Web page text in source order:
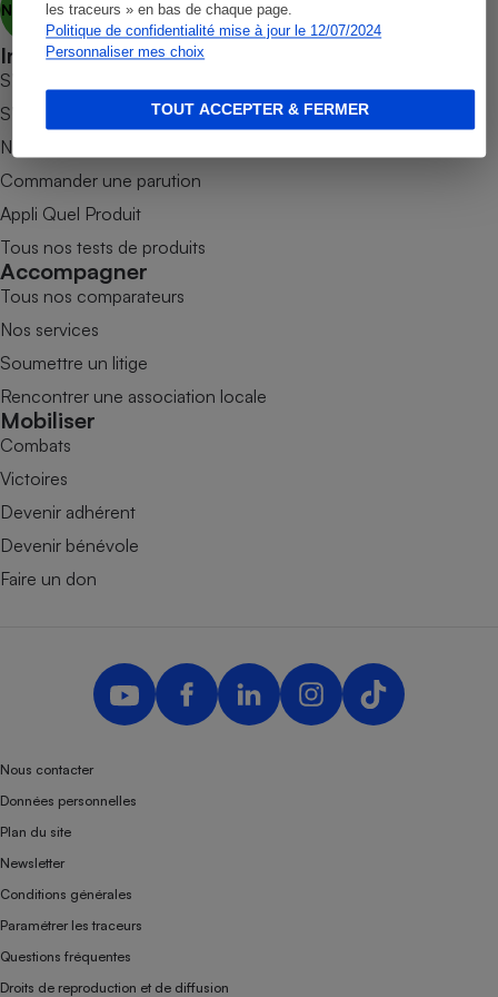
les traceurs » en bas de chaque page.
Politique de confidentialité mise à jour le 12/07/2024
Personnaliser mes choix
TOUT ACCEPTER & FERMER
Smartphone
Climatiseur -
Nous découvrir
Informer
S’abonner au site
S’abonner au magazine
Nos newsletters
Commander une parution
Appli Quel Produit
Tous nos tests de produits
Accompagner
Tous nos comparateurs
Nos services
Soumettre un litige
Rencontrer une association locale
Mobiliser
Combats
Victoires
Devenir adhérent
Devenir bénévole
Faire un don
Nous contacter
Données personnelles
Plan du site
Newsletter
Conditions générales
Paramétrer les traceurs
Questions fréquentes
Droits de reproduction et de diffusion